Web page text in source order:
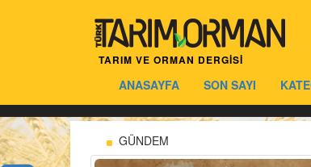
TARIM VE ORMAN DERGİSİ
ANASAYFA SON SAYI
GÜNDEM